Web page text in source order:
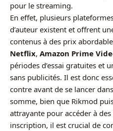
pour le streaming.
En effet, plusieurs
d’auteur existent et offrent
contenus à des prix
Netflix, Amazon Prime
périodes d’essai gratuites et
sans publicités. Il est donc
contre avant de se lancer
somme, bien que Rikmod
attrayante pour accéder à
inscription, il est crucial de